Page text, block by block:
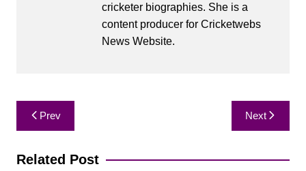
cricketer biographies. She is a
content producer for Cricketwebs
News Website.
Post
navigation
Prev Next
Related Post